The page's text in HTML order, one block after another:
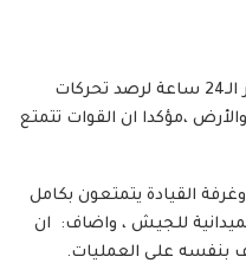
وأكد القائد ان الجيش يعمل على مدار الـ24 ساعة لرصد تحركات
،مؤكدا ان القوات تتمتع
القيادة يتمتعون بكامل
للجيش ، واضاف: ان
بنفسه على العمليات.